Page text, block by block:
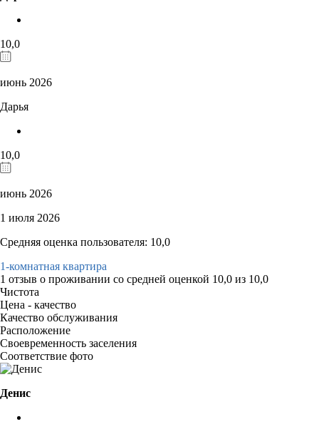
10,0
июнь 2026
Дарья
10,0
июнь 2026
1 июля 2026
Средняя оценка пользователя: 10,0
1-комнатная квартира
1 отзыв о проживании со средней оценкой 10,0 из 10,0
Чистота
Цена - качество
Качество обслуживания
Расположение
Своевременность заселения
Соответствие фото
Денис